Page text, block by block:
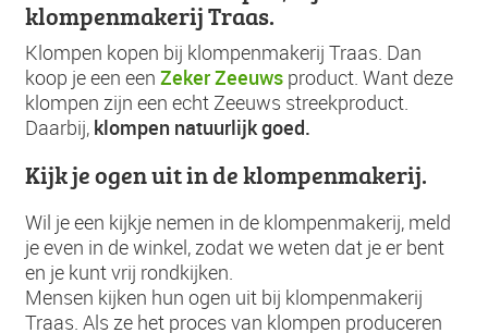
klompenmakerij Traas.
Klompen kopen bij klompenmakerij Traas. Dan
koop je een een Zeker Zeeuwsproduct. Want deze
klompen zijn een echt Zeeuws streekproduct.
Daarbij, klompen natuurlijk goed.
Kijk je ogen uit in de klompenmakerij.
Wil je een kijkje nemen in de klompenmakerij, meld
je even in de winkel, zodat we weten dat je er bent
en je kunt vrij rondkijken.
Mensen kijken hun ogen uit bij klompenmakerij
Traas. Als ze het proces van klompen produceren